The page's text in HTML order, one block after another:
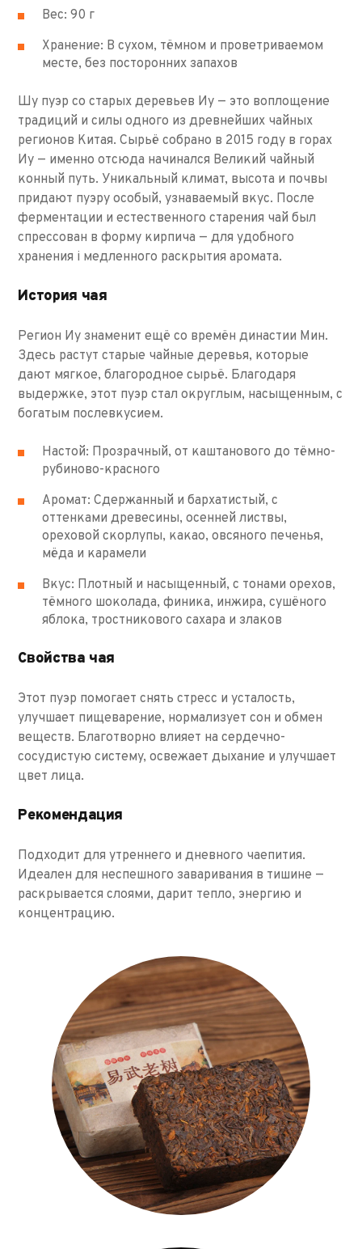
Вес: 90 г
Хранение: В сухом, тёмном и проветриваемом
месте, без посторонних запахов
Шу пуэр со старых деревьев Иу — это воплощение
традиций и силы одного из древнейших чайных
регионов Китая. Сырьё собрано в 2015 году в горах
Иу — именно отсюда начинался Великий чайный
конный путь. Уникальный климат, высота и почвы
придают пуэру особый, узнаваемый вкус. После
ферментации и естественного старения чай был
спрессован в форму кирпича — для удобного
хранения і медленного раскрытия аромата.
История чая
Регион Иу знаменит ещё со времён династии Мин.
Здесь растут старые чайные деревья, которые
дают мягкое, благородное сырьё. Благодаря
выдержке, этот пуэр стал округлым, насыщенным, с
богатым послевкусием.
Настой: Прозрачный, от каштанового до тёмно-
рубиново-красного
Аромат: Сдержанный и бархатистый, с
оттенками древесины, осенней листвы,
ореховой скорлупы, какао, овсяного печенья,
мёда и карамели
Вкус: Плотный и насыщенный, с тонами орехов,
тёмного шоколада, финика, инжира, сушёного
яблока, тростникового сахара и злаков
Свойства чая
Этот пуэр помогает снять стресс и усталость,
улучшает пищеварение, нормализует сон и обмен
веществ. Благотворно влияет на сердечно-
сосудистую систему, освежает дыхание и улучшает
цвет лица.
Рекомендация
Подходит для утреннего и дневного чаепития.
Идеален для неспешного заваривания в тишине —
раскрывается слоями, дарит тепло, энергию и
концентрацию.